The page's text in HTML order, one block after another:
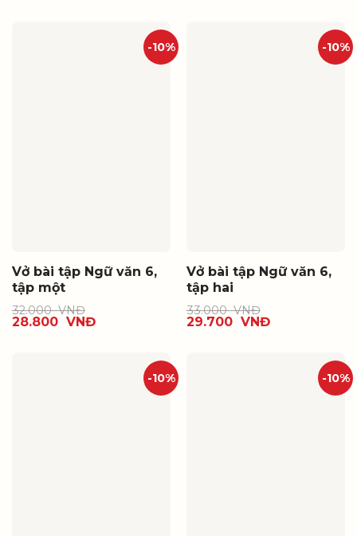
-10%
Vở bài tập Ngữ văn 6,
tập một
32.000VNĐ
28.800 VNĐ
-10%
Vở bài tập Ngữ văn 6,
tập hai
33.000VNĐ
29.700 VNĐ
-10% -10%